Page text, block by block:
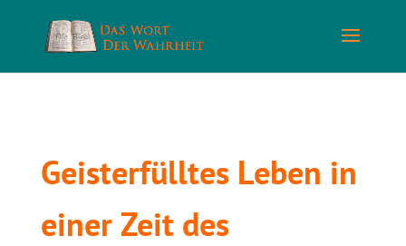
Geisterfülltes Leben in
einer Zeit des